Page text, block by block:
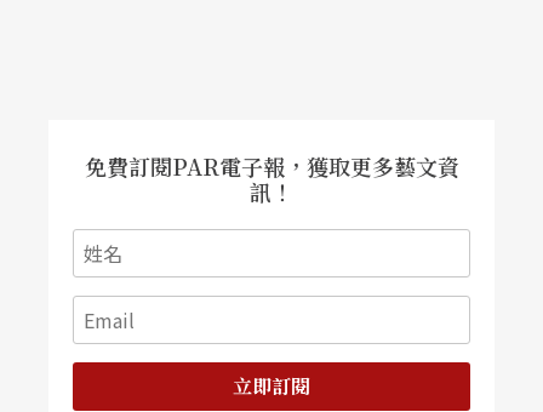
免費訂閱PAR電子報，獲取更多藝文資
訊！
立即訂閱